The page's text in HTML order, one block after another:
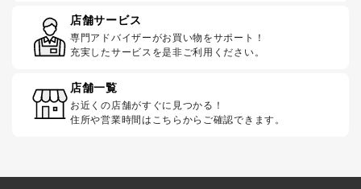
店舗サービス
専門アドバイザーがお買い物をサポート！
充実したサービスを是非ご利用ください。
店舗一覧
お近くの店舗がすぐに見つかる！
住所や営業時間はこちらからご確認できます。